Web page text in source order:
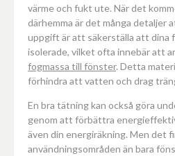
värme och fukt ute. När det
därhemma är det många detaljer
uppgift är att säkerställa att dina
isolerade, vilket ofta innebär att
fogmassa till fönster. Detta
förhindra att vatten och drag
En bra tätning kan också göra
genom att förbättra
även din energiräkning. Men det
användningsområden än bara